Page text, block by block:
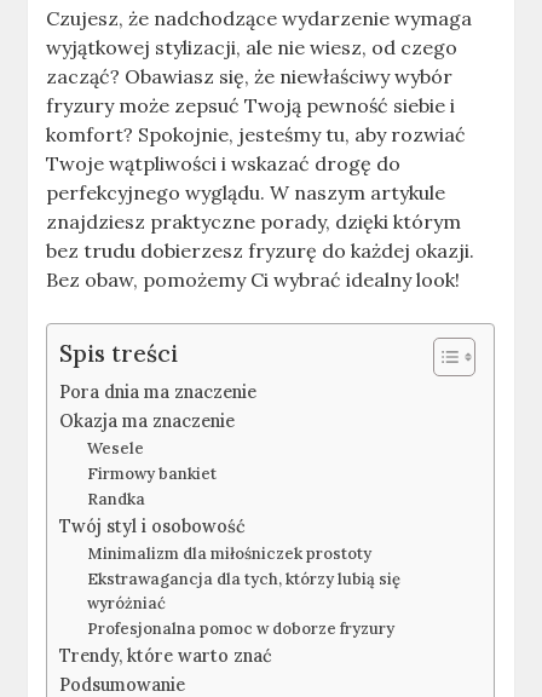
Czujesz, że nadchodzące wydarzenie wymaga
wyjątkowej stylizacji, ale nie wiesz, od czego
zacząć? Obawiasz się, że niewłaściwy wybór
fryzury może zepsuć Twoją pewność siebie i
komfort? Spokojnie, jesteśmy tu, aby rozwiać
Twoje wątpliwości i wskazać drogę do
perfekcyjnego wyglądu. W naszym artykule
znajdziesz praktyczne porady, dzięki którym
bez trudu dobierzesz fryzurę do każdej okazji.
Bez obaw, pomożemy Ci wybrać idealny look!
Spis treści
Pora dnia ma znaczenie
Okazja ma znaczenie
Wesele
Firmowy bankiet
Randka
Twój styl i osobowość
Minimalizm dla miłośniczek prostoty
Ekstrawagancja dla tych, którzy lubią się
wyróżniać
Profesjonalna pomoc w doborze fryzury
Trendy, które warto znać
Podsumowanie